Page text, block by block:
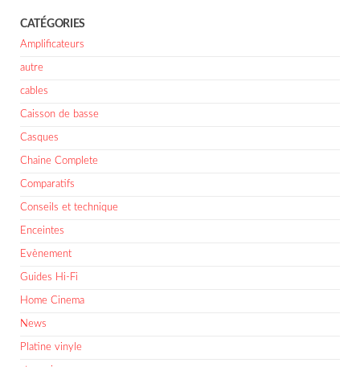
CATÉGORIES
Amplificateurs
autre
cables
Caisson de basse
Casques
Chaine Complete
Comparatifs
Conseils et technique
Enceintes
Evènement
Guides Hi-Fi
Home Cinema
News
Platine vinyle